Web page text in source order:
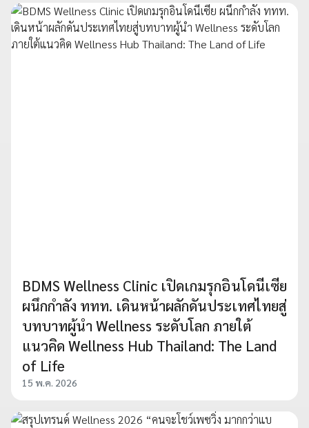
BDMS Wellness Clinic เปิดเกมรุกอินโดนีเซีย
ผนึกกำลัง ททท. เดินหน้าผลักดันประเทศไทยสู่
บทบาทผู้นำ Wellness ระดับโลก ภายใต้
แนวคิด Wellness Hub Thailand: The Land
of Life
15 พ.ค. 2026